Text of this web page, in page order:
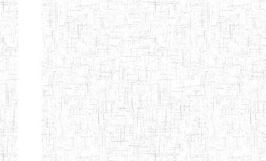
TTC TATUM
ST PIUS X
TECHNICAL
TEACHER
TRAINING
COLLEGE
TATUM
01/08/2000 ENIET